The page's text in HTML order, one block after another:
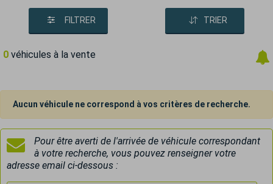
FILTRER TRIER
0 véhicules à la vente
Aucun véhicule ne correspond à vos critères de recherche.
Pour être averti de l'arrivée de véhicule correspondant
à votre recherche, vous pouvez renseigner votre
adresse email ci-dessous :